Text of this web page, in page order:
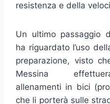
resistenza e della
Un ultimo passaggio
ha riguardato l’uso
preparazione, visto
Messina
allenamenti in bici
che li porterà sulle